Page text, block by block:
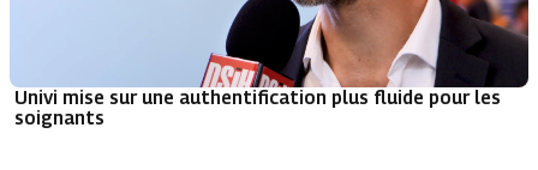
Univi mise sur une authentification plus fluide pour les
soignants